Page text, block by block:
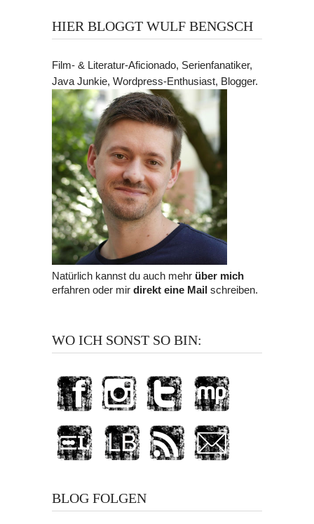
HIER BLOGGT WULF BENGSCH
Film- & Literatur-Aficionado, Serienfanatiker,
Java Junkie, Wordpress-Enthusiast, Blogger.
Natürlich kannst du auch mehr über mich
erfahren oder mir direkt eine Mailschreiben.
WO ICH SONST SO BIN:
BLOG FOLGEN